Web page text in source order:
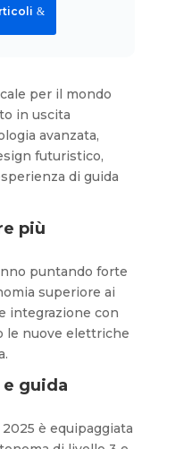
per il mondo
in uscita
avanzata,
futuristico,
di guida
più
puntando forte
superiore ai
integrazione con
le nuove elettriche
guida
è equipaggiata